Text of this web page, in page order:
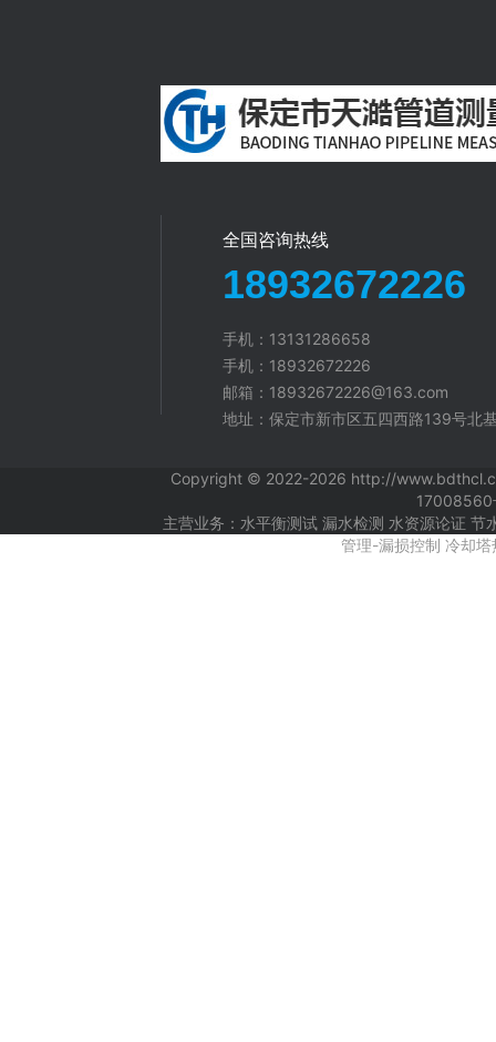
全国咨询热线
18932672226
手机：13131286658
手机：18932672226
邮箱：18932672226@163.com
地址：保定市新市区五四西路139号北
Copyright © 2022-2026 http://
17008560
主营业务：水平衡测试 漏水检测 水资源论证
管理-漏损控制 冷却